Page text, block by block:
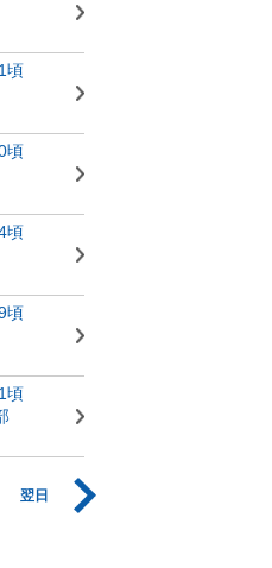
頃
頃
頃
頃
頃
翌日